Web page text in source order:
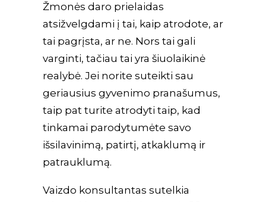
Žmonės daro prielaidas
atsižvelgdami į tai, kaip atrodote, ar
tai pagrįsta, ar ne. Nors tai gali
varginti, tačiau tai yra šiuolaikinė
realybė. Jei norite suteikti sau
geriausius gyvenimo pranašumus,
taip pat turite atrodyti taip, kad
tinkamai parodytumėte savo
išsilavinimą, patirtį, atkaklumą ir
patrauklumą.
Vaizdo konsultantas sutelkia